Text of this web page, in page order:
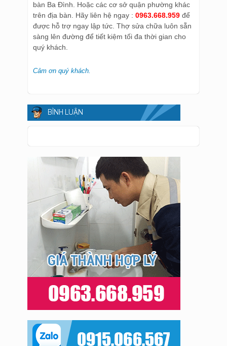
bàn Ba Đình. Hoặc các cơ sở quận phường khác
trên địa bàn. Hãy liên hệ ngay : 0963.668.959 để
được hỗ trợ ngay lập tức. Thợ sửa chữa luôn sẵn
sàng lên đường để tiết kiệm tối đa thời gian cho
quý khách.
Cảm ơn quý khách.
BÌNH LUẬN